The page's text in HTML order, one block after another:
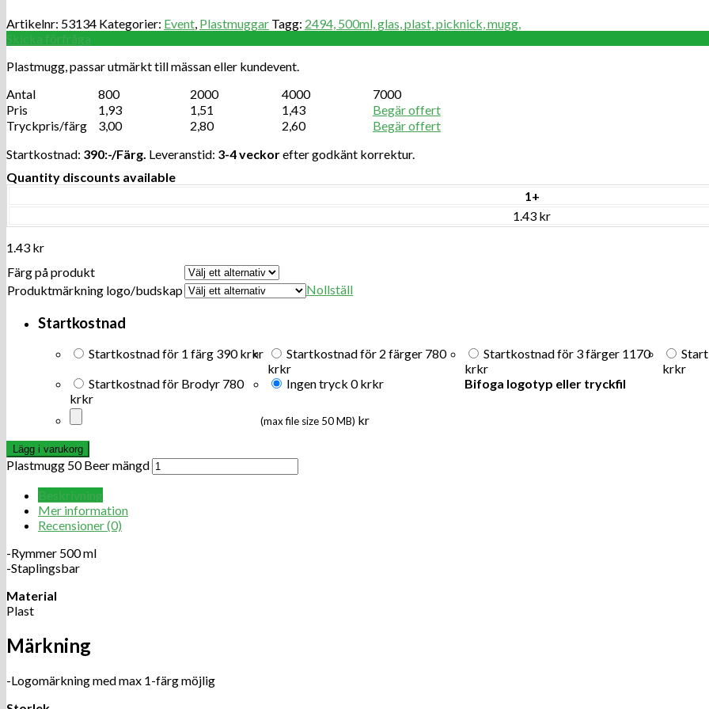
Artikelnr: 53134 Kategorier: Event, Plastmuggar Tagg: 2494, 500ml, glas, plast, picknick, mugg,
Skicka förfråga
Plastmugg, passar utmärkt till mässan eller kundevent.
Antal
800 2000 4000
7000
Pris
1,93 1,51 1,43
Begär offert
Tryckpris/färg
3,00 2,80 2,60
Begär offert
Startkostnad: 390:-/Färg. Leveranstid: 3-4 veckorefter godkänt korrektur.
Quantity discounts available
1+
1.43 kr
1.43 kr
Färg på produkt
Produktmärkning logo/budskap
Nollställ
Startkostnad
Startkostnad för 1 färg 390 krkr Startkostnad för 2 färger 780
krkr
Startkostnad för 3 färger 1170
krkr
krkr
Startkostnad för Brodyr 780
krkr
Ingen tryck 0 krkr Bifoga logotyp eller tryckfil
(max file size 50 MB) kr
Lägg i varukorg
Plastmugg 50 Beer mängd
Beskrivning
Mer information
Recensioner (0)
-Rymmer 500 ml
-Staplingsbar
Material
Plast
Märkning
-Logomärkning med max 1-färg möjlig